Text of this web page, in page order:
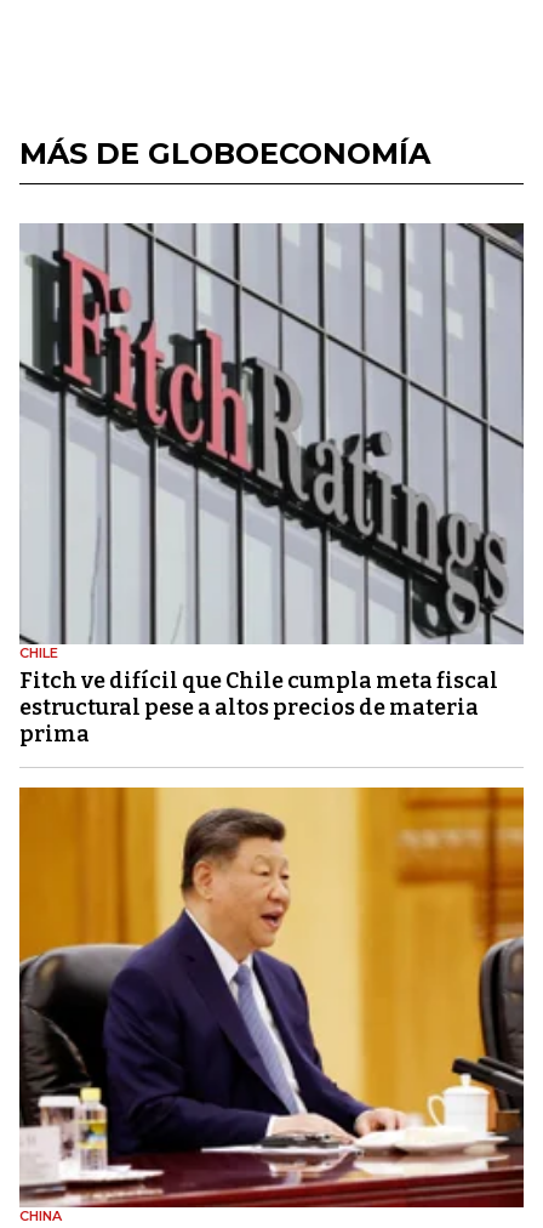
MÁS DE GLOBOECONOMÍA
CHILE
Fitch ve difícil que Chile cumpla meta fiscal
estructural pese a altos precios de materia
prima
CHINA